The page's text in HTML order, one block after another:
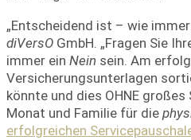
„Entscheidend ist – wie
diVersO GmbH. „Fragen Sie
immer ein Nein sein. Am
Versicherungsunterlagen
könnte und dies OHNE
Monat und Familie für die
erfolgreichen